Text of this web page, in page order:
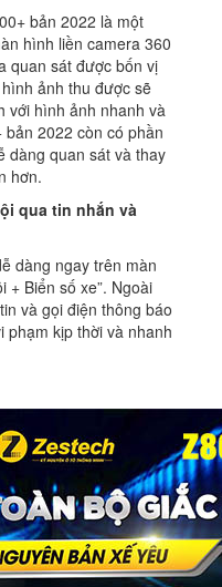
bản 2022 là một
hình liền camera 360
quan sát được bốn vị
ảnh thu được sẽ
với hình ảnh nhanh và
2022 còn có phần
dàng quan sát và thay
hơn.
qua tin nhắn và
dàng ngay trên màn
+ Biển số xe”. Ngoài
và gọi điện thông báo
phạm kịp thời và nhanh